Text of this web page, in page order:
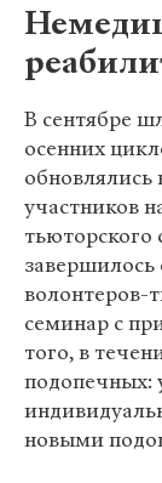
В сентябре
осенних
обновлялись
участников
завершилось
волонтеров-
семинар с
того, в
подопечных:
новыми